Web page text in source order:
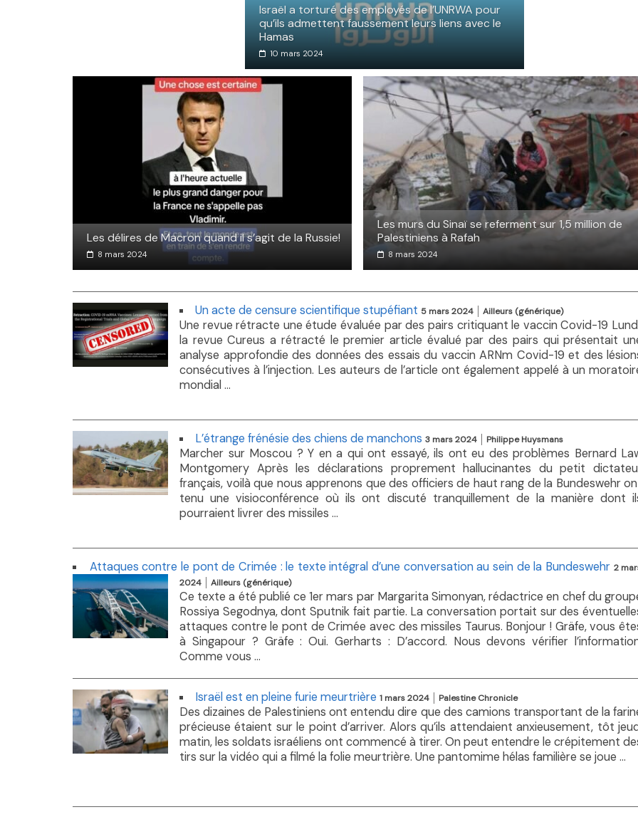
Israël a torturé des employés de l’UNRWA pour
qu’ils admettent faussement leurs liens avec le
Hamas
10 mars 2024
Les délires de Macron quand il s’agit de la Russie!
8 mars 2024
Les murs du Sinaï se referment sur 1,5 million de
Palestiniens à Rafah
8 mars 2024
Un acte de censure scientifique stupéfiant 5 mars 2024 Ailleurs (générique)
Une revue rétracte une étude évaluée par des pairs critiquant le vaccin Covid-19
la revue Cureus a rétracté le premier article évalué par des pairs qui présentait
analyse approfondie des données des essais du vaccin ARNm Covid-19 et des
consécutives à l’injection. Les auteurs de l’article ont également appelé à un
mondial ...
L’étrange frénésie des chiens de manchons 3 mars 2024 Philippe Huysmans
Marcher sur Moscou ? Y en a qui ont essayé, ils ont eu des problèmes Bernard
Montgomery Après les déclarations proprement hallucinantes du petit
français, voilà que nous apprenons que des officiers de haut rang de la Bundeswehr
tenu une visioconférence où ils ont discuté tranquillement de la manière dont
pourraient livrer des missiles ...
Attaques contre le pont de Crimée : le texte intégral d’une conversation au sein de la Bundeswehr 2
2024
Ailleurs (générique)
Ce texte a été publié ce 1er mars par Margarita Simonyan, rédactrice en chef du
Rossiya Segodnya, dont Sputnik fait partie. La conversation portait sur des
attaques contre le pont de Crimée avec des missiles Taurus. Bonjour ! Gräfe, vous
à Singapour ? Gräfe : Oui. Gerharts : D’accord. Nous devons vérifier
Comme vous ...
Israël est en pleine furie meurtrière 1 mars 2024 Palestine Chronicle
Des dizaines de Palestiniens ont entendu dire que des camions transportant de la
précieuse étaient sur le point d’arriver. Alors qu’ils attendaient anxieusement, tôt
matin, les soldats israéliens ont commencé à tirer. On peut entendre le crépitement
tirs sur la vidéo qui a filmé la folie meurtrière. Une pantomime hélas familière se joue ...